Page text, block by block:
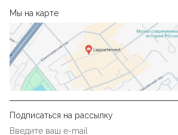
Мы на карте
Подписаться на рассылку